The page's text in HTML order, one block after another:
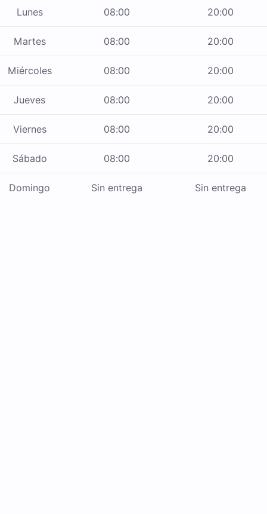
Lunes 08:00 20:00
Martes 08:00 20:00
Miércoles 08:00 20:00
Jueves 08:00 20:00
Viernes 08:00 20:00
Sábado 08:00 20:00
Domingo Sin entrega Sin entrega